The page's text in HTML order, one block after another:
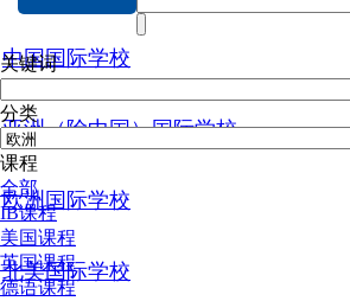
中国国际学校
亚洲（除中国）国际学校
欧洲国际学校
北美国际学校
关键词
分类
课程
全部
IB课程
美国课程
英国课程
德语课程